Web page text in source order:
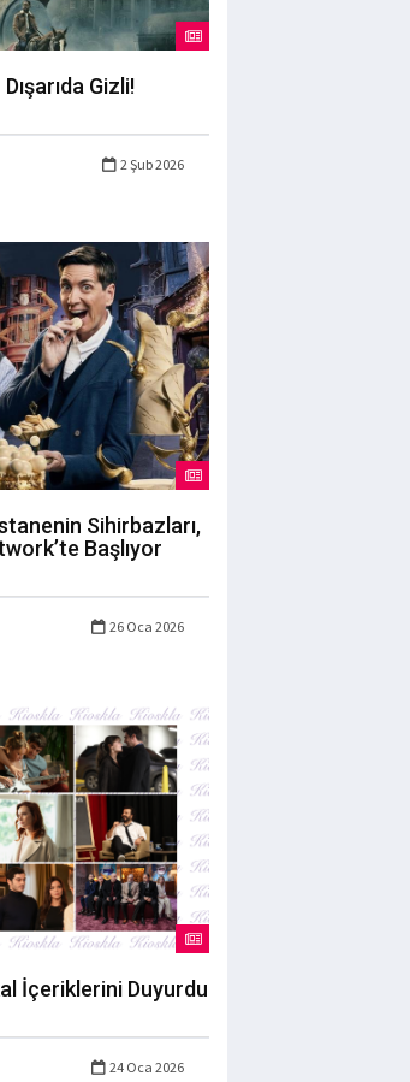
Gizli!
2 Şub 2026
Sihirbazları,
Başlıyor
26 Oca 2026
İçeriklerini Duyurdu
24 Oca 2026